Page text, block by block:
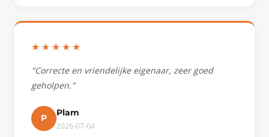
★★★★★
"Correcte en vriendelijke eigenaar, zeer goed
geholpen."
P Plam
2026-07-04